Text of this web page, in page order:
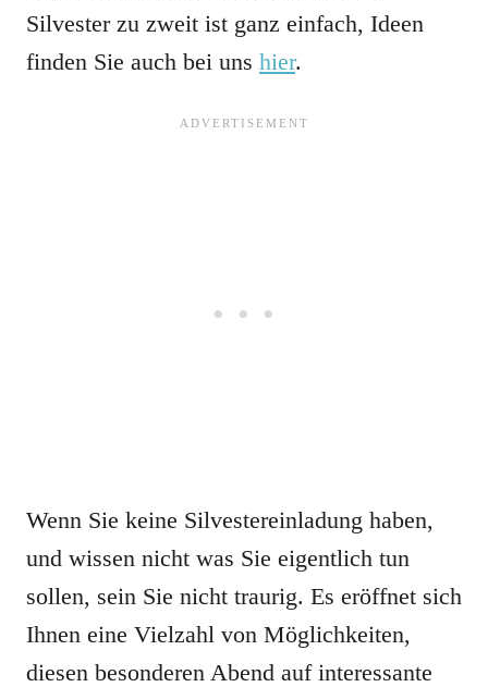
Silvester zu zweit ist ganz einfach, Ideen
finden Sie auch bei uns hier.
Wenn Sie keine Silvestereinladung haben,
und wissen nicht was Sie eigentlich tun
sollen, sein Sie nicht traurig. Es eröffnet sich
Ihnen eine Vielzahl von Möglichkeiten,
diesen besonderen Abend auf interessante